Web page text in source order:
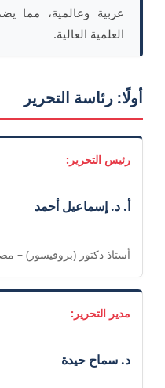
عربية وعالمية، مما
العلمية العالية.
أولًا: رئاسة التحرير
رئيس التحرير:
أ. د. إسماعيل أحمد
أستاذ دكتور (بروفيسور) –
مدير التحرير:
د. سماح حيدة